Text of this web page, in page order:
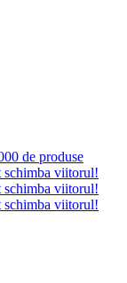
de produse
schimba viitorul!
schimba viitorul!
schimba viitorul!